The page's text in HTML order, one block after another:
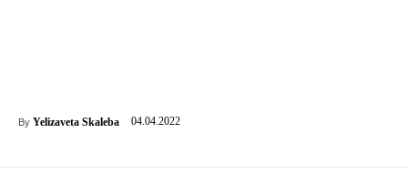
By Yelizaveta Skaleba 04.04.2022